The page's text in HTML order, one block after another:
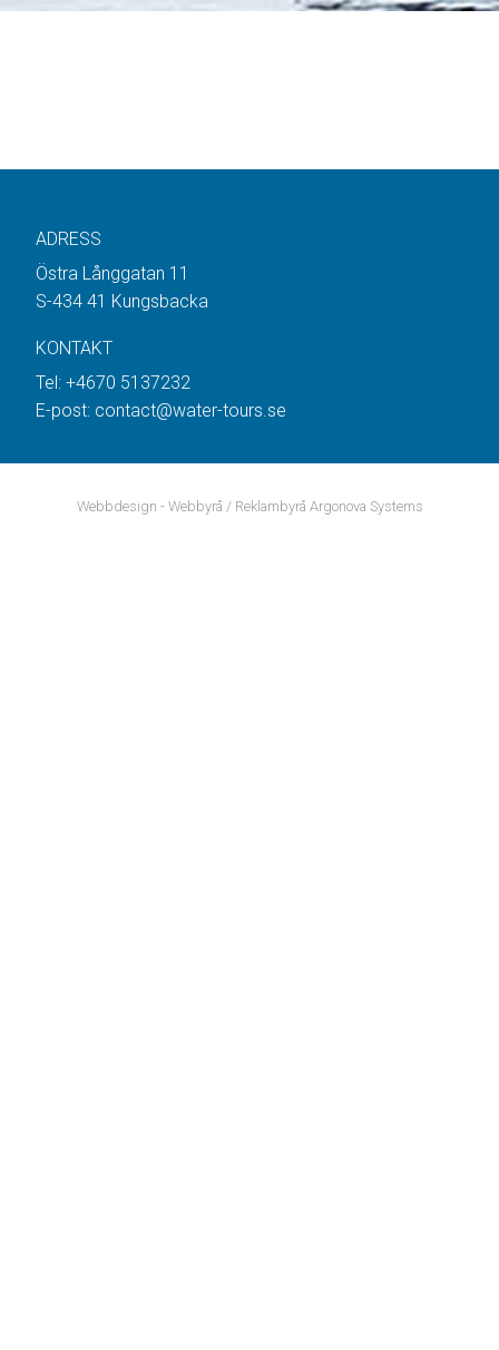
ADRESS
Östra Långgatan 11
S-434 41 Kungsbacka
KONTAKT
Tel: +4670 5137232
E-post: contact@water-tours.se
Webbdesign - Webbyrå / Reklambyrå Argonova Systems